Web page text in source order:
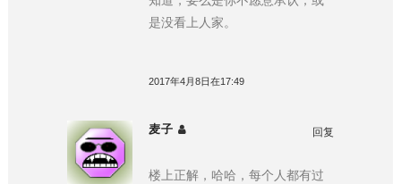
是没看上人家。
2017年4月8日在17:49
麦子 回复
楼上正解，哈哈，每个人都有过